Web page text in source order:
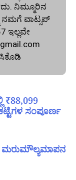
ನಿಮ್ಮೂರಿನ
ನಮಗೆ ವಾಟ್ಸಪ್‌
ಇಲ್ಲವೇ
₹88,099
ಸಂಪೂರ್ಣ
ಮರುಮೌಲ್ಯಮಾಪನ